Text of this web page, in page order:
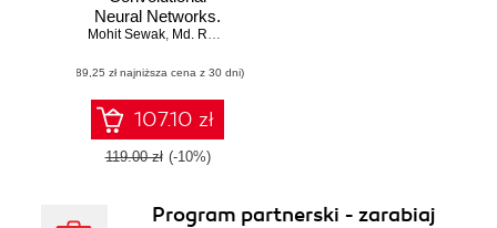
Neural Networks.
Implement
learning models
using Python
Mohit Sewak, Md. Rezaul Karim
(89,25 zł najniższa cena z 30 dni)
107.10 zł
119.00 zł (-10%)
Program partnerski - zarabiaj